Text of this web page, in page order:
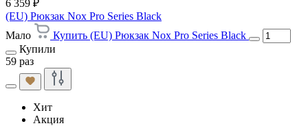
6 359 ₽
(EU) Рюкзак Nox Pro Series Black
Мало
Купить (EU) Рюкзак Nox Pro Series Black
Купили
59 раз
Хит
Акция